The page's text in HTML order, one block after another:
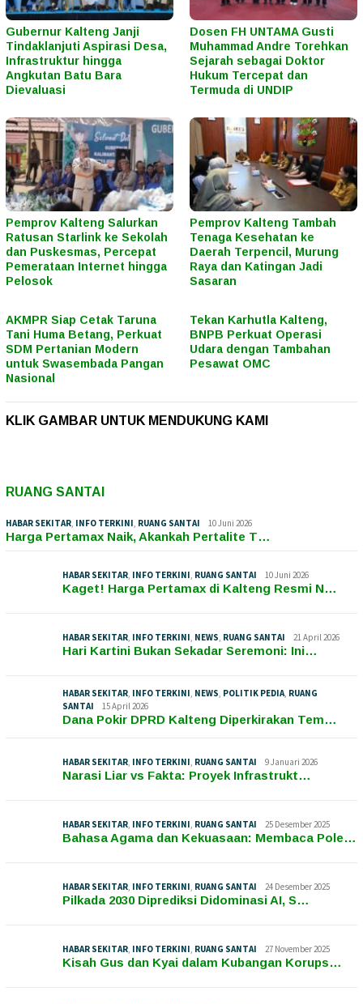
Gubernur Kalteng Janji
Tindaklanjuti Aspirasi Desa,
Infrastruktur hingga
Angkutan Batu Bara
Dievaluasi
Dosen FH UNTAMA Gusti
Muhammad Andre Torehkan
Sejarah sebagai Doktor
Hukum Tercepat dan
Termuda di UNDIP
Pemprov Kalteng Salurkan
Ratusan Starlink ke Sekolah
dan Puskesmas, Percepat
Pemerataan Internet hingga
Pelosok
Pemprov Kalteng Tambah
Tenaga Kesehatan ke
Daerah Terpencil, Murung
Raya dan Katingan Jadi
Sasaran
AKMPR Siap Cetak Taruna
Tani Huma Betang, Perkuat
SDM Pertanian Modern
untuk Swasembada Pangan
Nasional
Tekan Karhutla Kalteng,
BNPB Perkuat Operasi
Udara dengan Tambahan
Pesawat OMC
KLIK GAMBAR UNTUK MENDUKUNG KAMI
RUANG SANTAI
HABAR SEKITAR, INFO TERKINI, RUANG SANTAI 10 Juni 2026
Harga Pertamax Naik, Akankah Pertalite T…
HABAR SEKITAR, INFO TERKINI, RUANG SANTAI 10 Juni 2026
Kaget! Harga Pertamax di Kalteng Resmi N…
HABAR SEKITAR, INFO TERKINI, NEWS, RUANG SANTAI 21 April 2026
Hari Kartini Bukan Sekadar Seremoni: Ini…
HABAR SEKITAR, INFO TERKINI, NEWS, POLITIK PEDIA, RUANG
SANTAI
15 April 2026
Dana Pokir DPRD Kalteng Diperkirakan Tem…
HABAR SEKITAR, INFO TERKINI, RUANG SANTAI 9 Januari 2026
Narasi Liar vs Fakta: Proyek Infrastrukt…
HABAR SEKITAR, INFO TERKINI, RUANG SANTAI 25 Desember 2025
Bahasa Agama dan Kekuasaan: Membaca Pole…
HABAR SEKITAR, INFO TERKINI, RUANG SANTAI 24 Desember 2025
Pilkada 2030 Diprediksi Didominasi AI, S…
HABAR SEKITAR, INFO TERKINI, RUANG SANTAI 27 November 2025
Kisah Gus dan Kyai dalam Kubangan Korups…